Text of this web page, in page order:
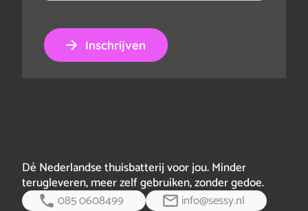
Inschrijven
Dé Nederlandse thuisbatterij voor jou. Minder
terugleveren, meer zelf gebruiken, zonder gedoe.
085 0608499
info@sessy.nl